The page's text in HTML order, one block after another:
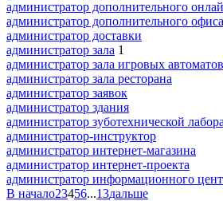
администратор дополнительного
администратор дополнительного офиса
администратор доставки
администратор зала 1
администратор зала игровых автоматов
администратор зала ресторана
администратор заявок
администратор здания
администратор зуботехнической
администратор-инструктор
администратор интернет-магазина
администратор интернет-проекта
администратор информационного
В начало23456...13дальше